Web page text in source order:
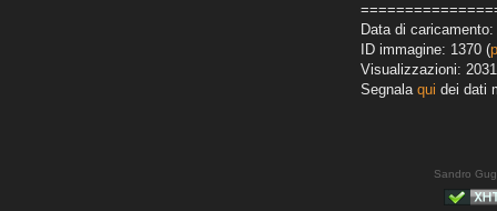
Data di caricamento:
ID immagine: 1370 (
Visualizzazioni: 2031
Segnala qui dei dati
Sandro